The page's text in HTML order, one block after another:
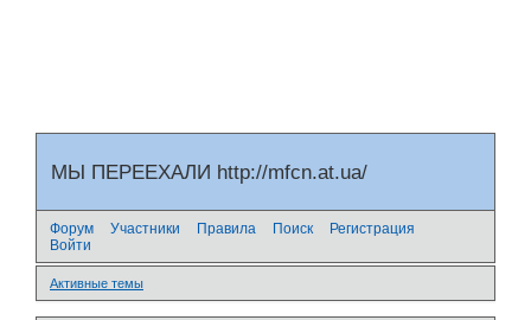
МЫ ПЕРЕЕХАЛИ http://mfcn.at.ua/
Форум Участники Правила Поиск
Регистрация
Войти
Активные темы